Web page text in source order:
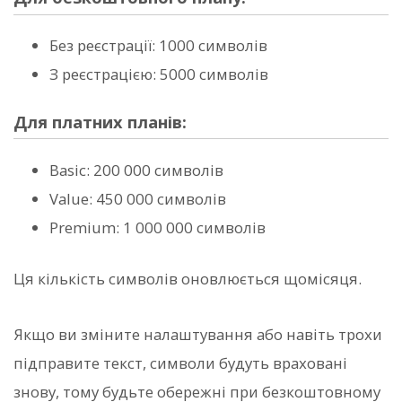
Без реєстрації: 1000 символів
З реєстрацією: 5000 символів
Для платних планів:
Basic: 200 000 символів
Value: 450 000 символів
Premium: 1 000 000 символів
Ця кількість символів оновлюється щомісяця.
Якщо ви зміните налаштування або навіть трохи
підправите текст, символи будуть враховані
знову, тому будьте обережні при безкоштовному